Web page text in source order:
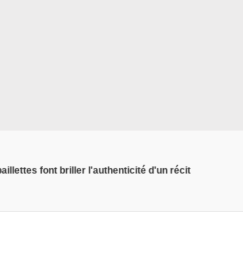
font briller l'authenticité d'un récit